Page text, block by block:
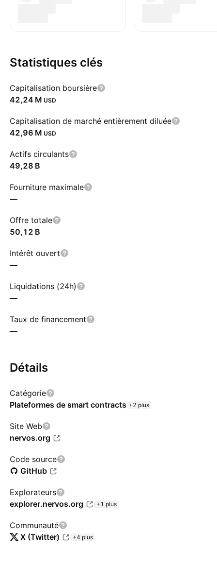
Statistiques clés
Capitalisation boursière
‪42,24 M‬ USD
Capitalisation de marché entièrement diluée
‪42,96 M‬ USD
Actifs circulants
‪49,28 B‬
Fourniture maximale
—
Offre totale
‪50,12 B‬
Intérêt ouvert
—
Liquidations (24h)
—
Taux de financement
—
Détails
Catégorie
Plateformes de smart contracts +2 plus
Site Web
nervos.org
Code source
GitHub
Explorateurs
explorer.nervos.org
+1 plus
Communauté
X (Twitter)
+4 plus